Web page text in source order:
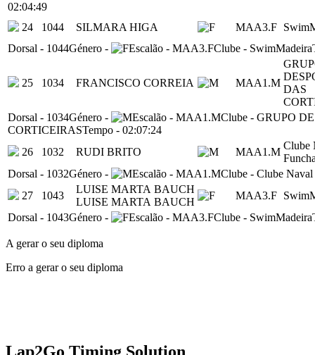
02:04:49
24
1044 SILMARA HIGA MAA3.F
Dorsal - 1044Género - Escalão - MAA3.FClube - SwimMadeira
25 1034 FRANCISCO CORREIA MAA1.M
DAS
Dorsal - 1034Género - Escalão - MAA1.MClube - GRUPO
CORTICEIRASTempo - 02:07:24
26
1032 RUDI BRITO MAA1.M
Clube
Dorsal - 1032Género - Escalão - MAA1.MClube - Clube
27
1043
LUISE MARTA BAUCH
LUISE MARTA BAUCH
MAA3.F
Dorsal - 1043Género - Escalão - MAA3.FClube - SwimMadeira
A gerar o seu diploma
Erro a gerar o seu diploma
Lap2Go Timing Solution